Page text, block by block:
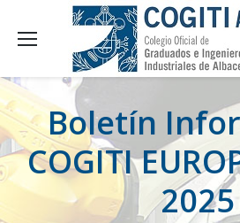
Boletín
COGITI
2025